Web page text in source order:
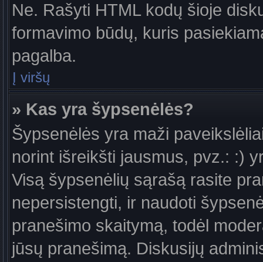
Ne. Rašyti HTML kodų šioje
formavimo būdų, kuris
pagalba.
Į viršų
» Kas yra šypsenėlės?
Šypsenėlės yra maži
norint išreikšti jausmus, pvz.: :)
Visą šypsenėlių sąrašą rasite
nepersistengti, ir naudoti
pranešimo skaitymą, todėl
jūsų pranešimą. Diskusijų